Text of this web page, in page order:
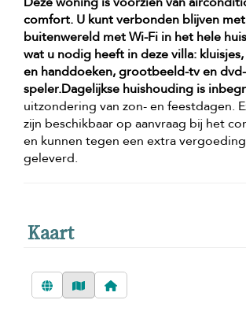
comfort. U kunt verbonden blijven
buitenwereld metWi-Fi in het hele huis
wat u nodig heeft in deze villa:
en handdoeken, grootbeeld-tv en dvd-
speler.Dagelijkse huishouding is
uitzondering van zon- en feestdagen.
zijn beschikbaar op aanvraag bij het
en kunnen tegen een extra
geleverd.
Kaart